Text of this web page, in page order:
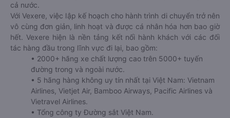
cả nước.
Với Vexere, việc lập kế hoạch cho hành trình di chuyển trở nên
vô cùng đơn giản, linh hoạt và được cá nhân hóa hơn bao giờ
hết. Vexere hiện là nền tảng kết nối hành khách với các đối
tác hàng đầu trong lĩnh vực đi lại, bao gồm:
• 2000+ hãng xe chất lượng cao trên 5000+ tuyến
đường trong và ngoài nước.
• 5 hãng hàng không uy tín nhất tại Việt Nam: Vietnam
Airlines, Vietjet Air, Bamboo Airways, Pacific Airlines và
Vietravel Airlines.
• Tổng công ty Đường sắt Việt Nam.